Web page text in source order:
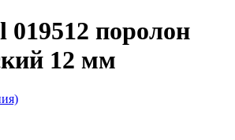
поролон
12 мм